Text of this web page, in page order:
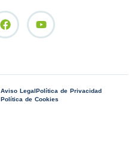
Aviso Legal Política de Privacidad
Política de Cookies